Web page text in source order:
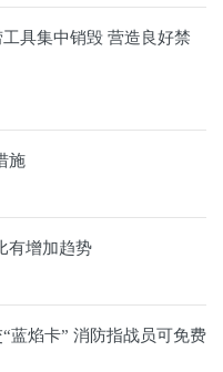
具集中销毁 营造良好禁
施
有增加趋势
蓝焰卡” 消防指战员可免费